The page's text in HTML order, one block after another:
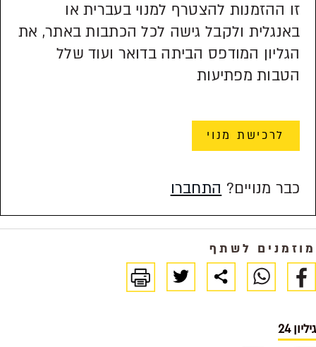
זו ההזמנות להצטרף למנוי בעברית או
באנגלית ולקבל גישה לכל הכתבות באתר, את
הגליון המודפס הביתה בדואר ועוד שלל
הטבות מפתיעות
לרכישת מנוי
כבר מנויים? התחברו
מוזמנים לשתף
גיליון 24